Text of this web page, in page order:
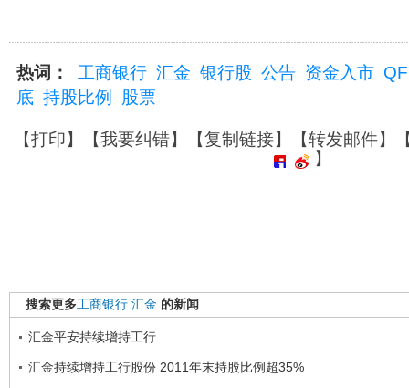
热词： 工商银行 汇金 银行股 公告 资金入市
底 持股比例 股票
【打印】【我要纠错】【复制链接】【转发邮件】
】
搜索更多工商银行 汇金 的新闻
汇金平安持续增持工行
汇金持续增持工行股份 2011年末持股比例超35%